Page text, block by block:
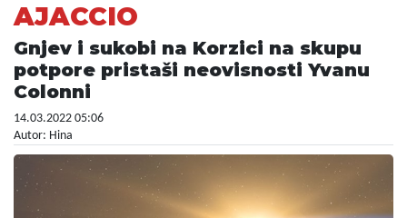
AJACCIO
Gnjev i sukobi na Korzici na skupu
potpore pristaši neovisnosti Yvanu
Colonni
14.03.2022 05:06
Autor: Hina